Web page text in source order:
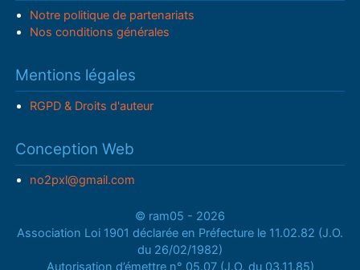
Notre politique de partenariats
Nos conditions générales
Mentions légales
RGPD & Droits d'auteur
Conception Web
no2pxl@gmail.com
© ram05 - 2026
Association Loi 1901 déclarée en Préfecture le 11.02.82 (J.O.
du 26/02/1982)
Autorisation d’émettre n° 05.07 (J.O. du 03.11.85)